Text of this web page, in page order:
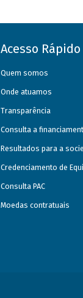
Acesso Rápido
Quem somos
Onde atuamos
Transparência
Consulta a
Resultados para a
Credenciamento de
Consulta PAC
Moedas contratuais